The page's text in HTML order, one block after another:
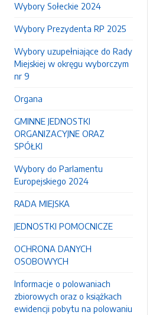
Wybory Sołeckie 2024
Wybory Prezydenta RP 2025
Wybory uzupełniające do Rady
Miejskiej w okręgu wyborczym
nr 9
Organa
GMINNE JEDNOSTKI
ORGANIZACYJNE ORAZ
SPÓŁKI
Wybory do Parlamentu
Europejskiego 2024
RADA MIEJSKA
JEDNOSTKI POMOCNICZE
OCHRONA DANYCH
OSOBOWYCH
Informacje o polowaniach
zbiorowych oraz o książkach
ewidencji pobytu na polowaniu